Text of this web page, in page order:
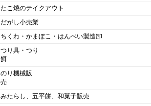
たこ焼のテイクアウト
だがし小売業
ちくわ・かまぼこ・はんぺい製造卸
つり具・つり
のり機械販
みたらし、五平餅、和菓子販売